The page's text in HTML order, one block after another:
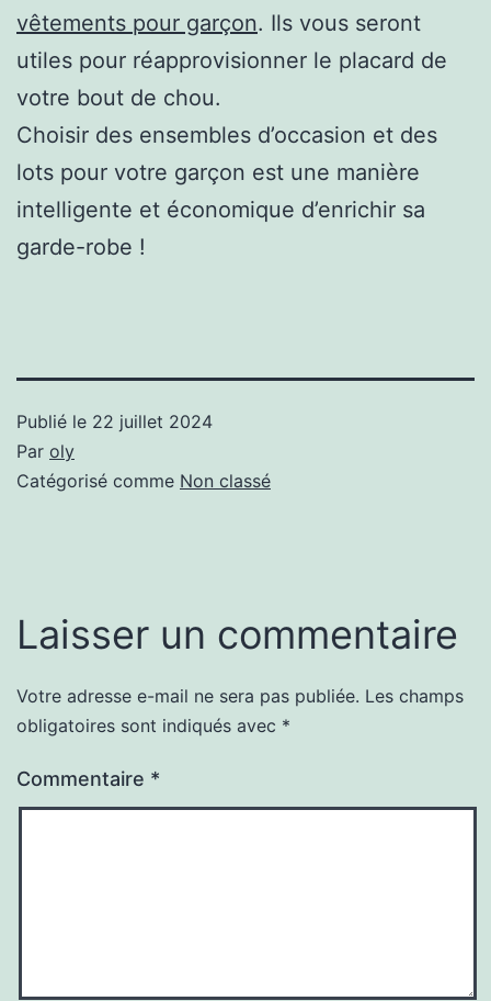
vêtements pour garçon. Ils vous seront
utiles pour réapprovisionner le placard de
votre bout de chou.
Choisir des ensembles d’occasion et des
lots pour votre garçon est une manière
intelligente et économique d’enrichir sa
garde-robe !
Publié le 22 juillet 2024
Par oly
Catégorisé comme Non classé
Laisser un commentaire
Votre adresse e-mail ne sera pas publiée. Les champs
obligatoires sont indiqués avec *
Commentaire *